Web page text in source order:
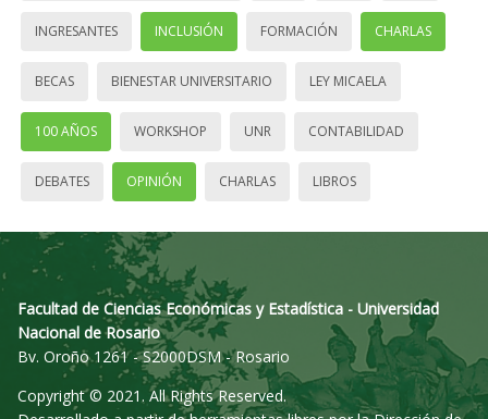
INGRESANTES INCLUSIÓN FORMACIÓN CHARLAS
BECAS BIENESTAR UNIVERSITARIO LEY MICAELA
100 AÑOS WORKSHOP UNR CONTABILIDAD
DEBATES OPINIÓN CHARLAS LIBROS
Facultad de Ciencias Económicas y Estadística - Universidad
Nacional de Rosario
Bv. Oroño 1261 - S2000DSM - Rosario
Copyright © 2021. All Rights Reserved.